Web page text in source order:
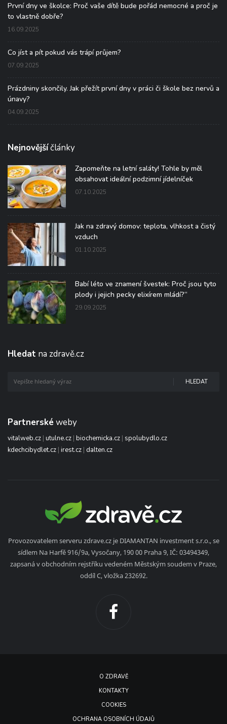
První dny ve školce: Proč vaše dítě bude pořád nemocné a proč je
to vlastně dobře?
16.09.2025
Co jíst a pít pokud vás trápí průjem?
07.09.2025
Prázdniny skončily. Jak přežít první dny v práci či škole bez nervů a
únavy?
04.09.2025
Nejnovějšíčlánky
Zapomeňte na letní saláty! Tohle by měl
obsahovat ideální podzimní jídelníček
07.10.2025
Jak na zdravý domov: teplota, vlhkost a čistý
vzduch
01.10.2025
Babí léto ve znamení švestek: Proč jsou tyto
plody i jejich pecky elixírem mládí?“
29.09.2025
Hledat na zdravě.cz
HLEDAT
Partnerské weby
vitalweb.cz | utulne.cz | biochemicka.cz | spolubydlo.cz
kdechcibydlet.cz | irest.cz | dalten.cz
Provozovatelem serveru zdrave.cz je DIAMANTAN investment s.r.o., se
sídlem Na Harfě 916/9a, Vysočany, 190 00 Praha 9, IČ: 03494349,
zapsaná v obchodním rejstříku vedeném Městským soudem v Praze,
oddíl C, vložka 232692.
O ZDRAVĚ
KONTAKTY
COOKIES
OCHRANA OSOBNÍCH ÚDAJŮ